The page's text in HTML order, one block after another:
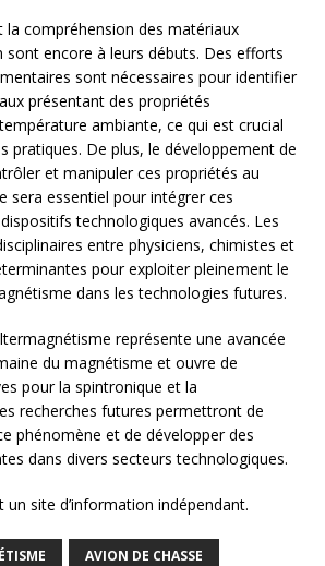
la compréhension des matériaux
sont encore à leurs débuts. Des efforts
sont nécessaires pour identifier
présentant des propriétés
ambiante, ce qui est crucial
pratiques. De plus, le développement de
et manipuler ces propriétés au
sera essentiel pour intégrer ces
technologiques avancés. Les
entre physiciens, chimistes et
pour exploiter pleinement le
dans les technologies futures.
représente une avancée
du magnétisme et ouvre de
pour la spintronique et la
recherches futures permettront de
phénomène et de développer des
dans divers secteurs technologiques.
un site d’information indépendant.
AVION DE CHASSE